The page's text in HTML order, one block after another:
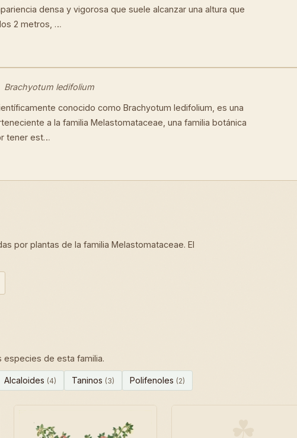
densa y vigorosa que suele alcanzar una altura que
2 metros, …
Brachyotum ledifolium
conocido como Brachyotum ledifolium, es una
a la familia Melastomataceae, una familia botánica
tener est…
por plantas de la familia Melastomataceae. El
de esta familia.
Alcaloides (4) Taninos (3) Polifenoles (2)